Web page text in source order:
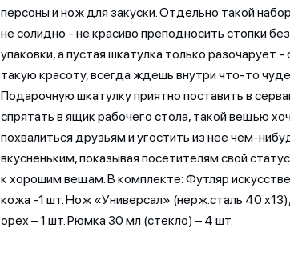
персоны и нож для закуски. Отдельно такой
не солидно - не красиво преподносить стопки без
упаковки, а пустая шкатулка только разочарует -
такую красоту, всегда ждешь внутри что-то
Подарочную шкатулку приятно поставить в
спрятать в ящик рабочего стола, такой вещью
похвалиться друзьям и угостить из нее чем-
вкусненьким, показывая посетителям свой
к хорошим вещам. В комплекте: Футляр
кожа -1 шт. Нож «Универсал» (нерж.сталь 40
орех – 1 шт. Рюмка 30 мл (стекло) – 4 шт.